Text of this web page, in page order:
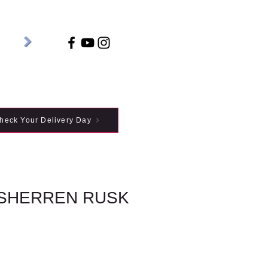
Your Delivery Day
RUSK